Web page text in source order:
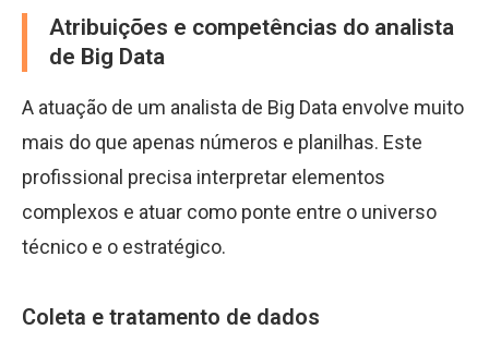
Atribuições e competências do analista
de Big Data
A atuação de um analista de Big Data envolve muito
mais do que apenas números e planilhas. Este
profissional precisa interpretar elementos
complexos e atuar como ponte entre o universo
técnico e o estratégico.
Coleta e tratamento de dados